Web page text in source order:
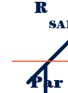
R
Par